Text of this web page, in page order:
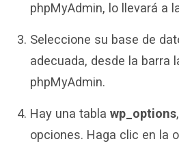
phpMyAdmin, lo llevará a
Seleccione su base de
adecuada, desde la barra
phpMyAdmin.
Hay una tabla wp_options
opciones. Haga clic en la